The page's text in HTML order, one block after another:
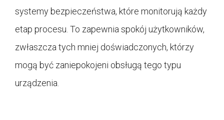
systemy bezpieczeństwa, które monitorują każdy
etap procesu. To zapewnia spokój użytkowników,
zwłaszcza tych mniej doświadczonych, którzy
mogą być zaniepokojeni obsługą tego typu
urządzenia.